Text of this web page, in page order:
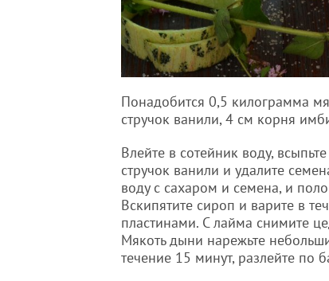
Понадобится 0,5 килограмма
стручок ванили, 4 см корня
Влейте в сотейник воду,
стручок ванили и удалите
воду с сахаром и семена, и
Вскипятите сироп и варите в
пластинами. С лайма снимите
Мякоть дыни нарежьте
течение 15 минут, разлейте по